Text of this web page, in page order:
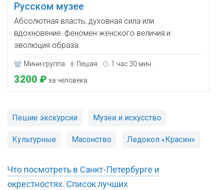
Русском музее
Абсолютная власть, духовная сила или
вдохновение: феномен женского величия и
эволюция образа.
Мини-группа Пешая 1 час 30 мин.
3200 ₽ за человека
Пешие экскурсии Музеи и искусство
Культурные Масонство Ледокол «Красин»
Что посмотреть в Санкт-Петербурге и
окрестностях. Список лучших